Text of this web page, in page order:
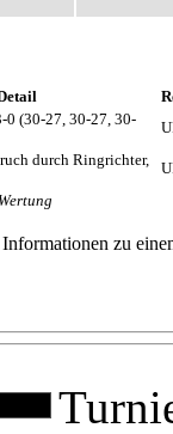
0 (30-27, 30-27, 30-
durch Ringrichter,
zu